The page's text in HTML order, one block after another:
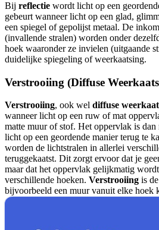
Bij reflectie wordt licht op een
gebeurt wanneer licht op een glad,
een spiegel of gepolijst metaal. De
(invallende stralen) worden onder
hoek waaronder ze invielen (uitgaande
duidelijke spiegeling of weerkaatsing.
Verstrooiing (Diffuse
Verstrooiing, ook wel diffuse
wanneer licht op een ruw of mat
matte muur of stof. Het oppervlak is dan
licht op een geordende manier terug te
worden de lichtstralen in allerlei
teruggekaatst. Dit zorgt ervoor dat je
maar dat het oppervlak gelijkmatig
verschillende hoeken. Verstrooiing is
bijvoorbeeld een muur vanuit elke hoek